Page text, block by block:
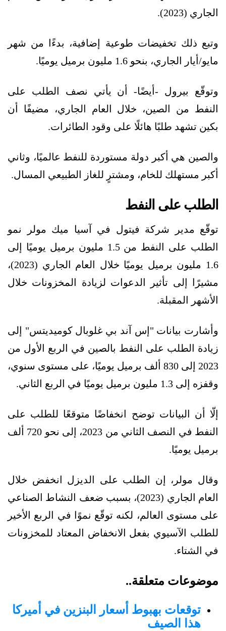
الجاري (2023).
وتبع ذلك تخفيضات طوعية إضافية، بدءًا من شهر
مايو/أيار الجاري، بنحو 1.6 مليون برميل يوميًا.
وتوقّع بيرول -أيضًا- أن يأتي نصف الطلب على
النفط من الصين، خلال العام الجاري، مضيفًا أن
بكين تشهد طلبًا هائلًا على وقود الطائرات.
والصين هي أكبر دولة مستوردة للنفط عالميًا، وثاني
أكبر مستهلك للخام، ومشترٍ للغاز الطبيعي المسال.
الطلب على النفط
توقّع مدير شركة فيتول في آسيا ميك مولر نمو
الطلب على النفط من 1.5 مليون برميل يوميًا إلى
1.6 مليون برميل يوميًا خلال العام الجاري (2023)،
مشيرًا إلى تأثير الدعوات لزيادة المخزونات خلال
الأشهر المقبلة.
وأشارت بيانات "إس آند بي غلوبال كوميديتس" إلى
زيادة الطلب على النفط بالصين في الربع الأول من
2023 إلى 830 ألف برميل يوميًا، على مستوى سنوي،
وقفزه إلى 1.3 مليون برميل يوميًا في الربع الثاني.
إلّا أن البيانات توضح انخفاضًا متوقعًا للطلب على
النفط في النصف الثاني من 2023، إلى نحو 720 ألف
برميل يوميًا.
وقال مولر، إن الطلب على الديزل انخفض خلال
العام الجاري (2023)، بسبب ضعف النشاط الصناعي
على مستوى العالم، لكنه توقّع نموًا في الربع الأخير
للطلب الآسيوي بفعل الانخفاض المعتاد للمخزونات
في الشتاء.
موضوعات متعلقة..
توقعات بهبوط أسعار البنزين في أميركا
هذا الصيف